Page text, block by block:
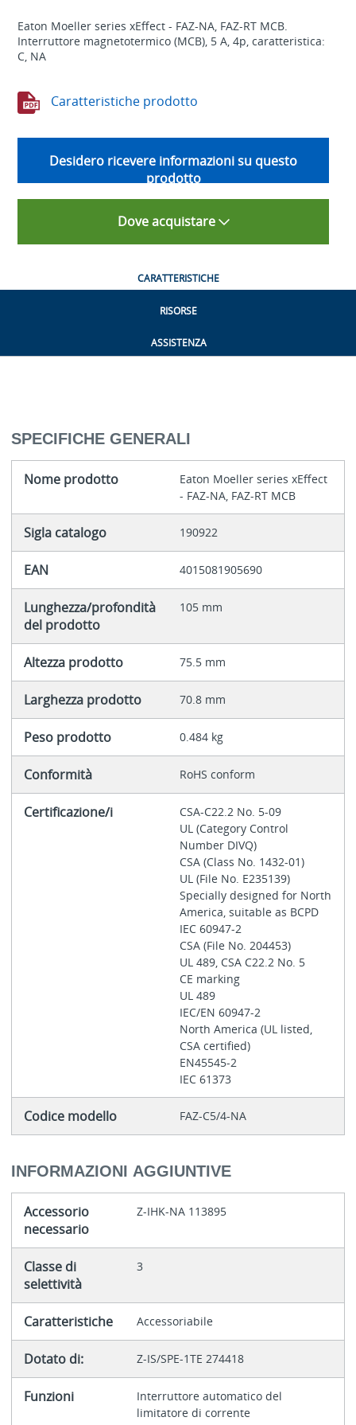
Eaton Moeller series xEffect - FAZ-NA, FAZ-RT MCB.
Interruttore magnetotermico (MCB), 5 A, 4p, caratteristica:
C, NA
Caratteristiche prodotto
Desidero ricevere informazioni su questo
prodotto
Dove acquistare
CARATTERISTICHE
RISORSE
ASSISTENZA
SPECIFICHE GENERALI
Nome prodotto
Eaton Moeller series xEffect
- FAZ-NA, FAZ-RT MCB
Sigla catalogo 190922
EAN 4015081905690
Lunghezza/profondità
del prodotto
105 mm
Altezza prodotto 75.5 mm
Larghezza prodotto 70.8 mm
Peso prodotto 0.484 kg
Conformità RoHS conform
Certificazione/i
CSA-C22.2 No. 5-09
UL (Category Control
Number DIVQ)
CSA (Class No. 1432-01)
UL (File No. E235139)
Specially designed for North
America, suitable as BCPD
IEC 60947-2
CSA (File No. 204453)
UL 489, CSA C22.2 No. 5
CE marking
UL 489
IEC/EN 60947-2
North America (UL listed,
CSA certified)
EN45545-2
IEC 61373
Codice modello FAZ-C5/4-NA
INFORMAZIONI AGGIUNTIVE
Accessorio
necessario
Z-IHK-NA 113895
Classe di
selettività
3
Caratteristiche Accessoriabile
Dotato di: Z-IS/SPE-1TE 274418
Funzioni
Interruttore automatico del
limitatore di corrente